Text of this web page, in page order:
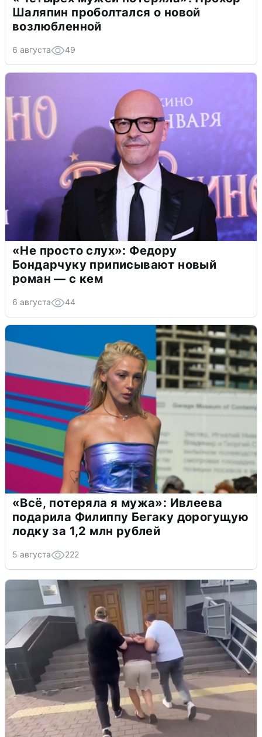
Шаляпин проболтался о новой
возлюбленной
6 августа 49
«Не просто слух»: Федору
Бондарчуку приписывают новый
роман — с кем
6 августа 44
«Всё, потеряла я мужа»: Ивлеева
подарила Филиппу Бегаку дорогущую
лодку за 1,2 млн рублей
5 августа 222